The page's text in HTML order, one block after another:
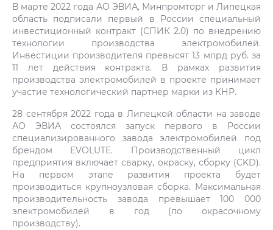
В марте 2022 года АО ЭВИА, Минпромторг и Липецкая
область подписали первый в России специальный
инвестиционный контракт (СПИК 2.0) по внедрению
технологии производства электромобилей.
Инвестиции производителя превысят 13 млрд руб. за
11 лет действия контракта. В рамках развития
производства электромобилей в проекте принимает
участие технологический партнер марки из КНР.
28 сентября 2022 года в Липецкой области на заводе
АО ЭВИА состоялся запуск первого в России
специализированного завода электромобилей под
брендом EVOLUTE. Производственный цикл
предприятия включает сварку, окраску, сборку (CKD).
На первом этапе развития проекта будет
производиться крупноузловая сборка. Максимальная
производительность завода превышает 100 000
электромобилей в год (по окрасочному
производству).